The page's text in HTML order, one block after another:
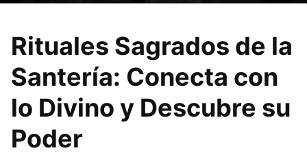
Rituales Sagrados de la
Santería: Conecta con
lo Divino y Descubre su
Poder